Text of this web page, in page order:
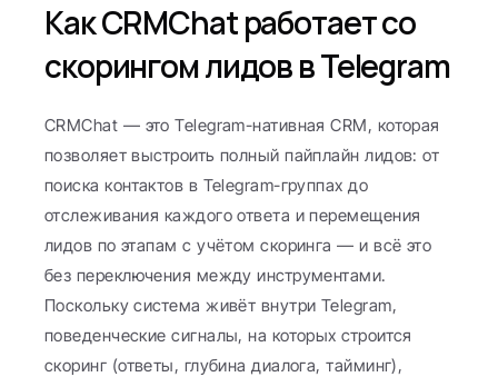
Как CRMChat работает со
скорингом лидов в Telegram
CRMChat — это Telegram-нативная CRM, которая
позволяет выстроить полный пайплайн лидов: от
поиска контактов в Telegram-группах до
отслеживания каждого ответа и перемещения
лидов по этапам с учётом скоринга — и всё это
без переключения между инструментами.
Поскольку система живёт внутри Telegram,
поведенческие сигналы, на которых строится
скоринг (ответы, глубина диалога, тайминг),